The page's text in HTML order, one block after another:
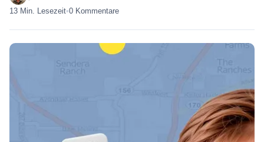
13 Min. Lesezeit•0 Kommentare